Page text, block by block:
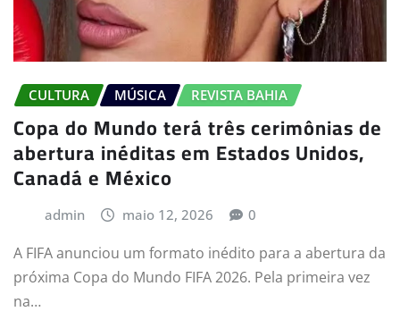
CULTURA MÚSICA REVISTA BAHIA
Copa do Mundo terá três cerimônias de
abertura inéditas em Estados Unidos,
Canadá e México
admin maio 12, 2026 0
A FIFA anunciou um formato inédito para a abertura da
próxima Copa do Mundo FIFA 2026. Pela primeira vez
na…